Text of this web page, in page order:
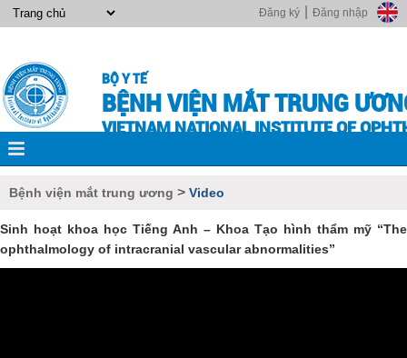
Đăng nhập
Đăng ký
BỘ Y TẾ
BỆNH VIỆN MẮT TRUNG
VIETNAM NATIONAL INSTITUTE OF
Bệnh viện mắt trung ương > Video
Sinh hoạt khoa học Tiếng Anh – Khoa Tạo hình thẩm mỹ “The
ophthalmology of intracranial vascular abnormalities”